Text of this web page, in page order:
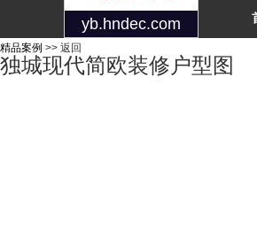
yb.hndec.com
精品案例 >> 返回
独城现代简欧装修户型图